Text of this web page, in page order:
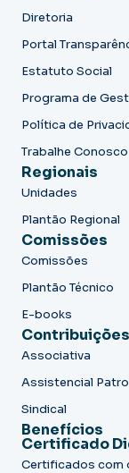
Diretoria
Portal
Estatuto Social
Programa de
Política de
Trabalhe Conosco
Regionais
Unidades
Plantão Regional
Comissões
Comissões
Plantão Técnico
E-books
Contribuições
Associativa
Assistencial
Sindical
Benefícios
Certificado
Certificados com